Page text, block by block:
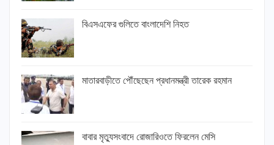
বিএসএফের গুলিতে বাংলাদেশি নিহত
মাতারবাড়ীতে পৌঁছেছেন প্রধানমন্ত্রী তারেক রহমান
বাবার মৃত্যুসংবাদে রোজারিওতে ফিরলেন মেসি